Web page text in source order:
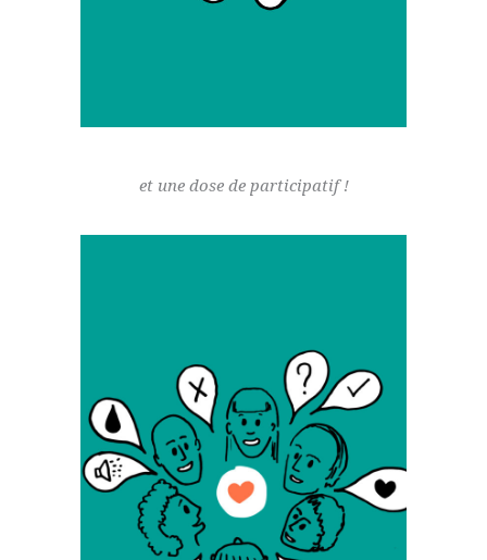
le réparable, je travaille en collaboration
et une dose de participatif !
parties prenantes d’un projet dans son
élaboration voire dans sa construction
présente de nombreux avantages.
D’une part, l’adéquation entre les besoins
réels et les solutions engendre une meilleure
appropriation et un plus grand respect des
équipements, car ils ne sont pas subis, mais
désirés et soutenus. D’autre part, la